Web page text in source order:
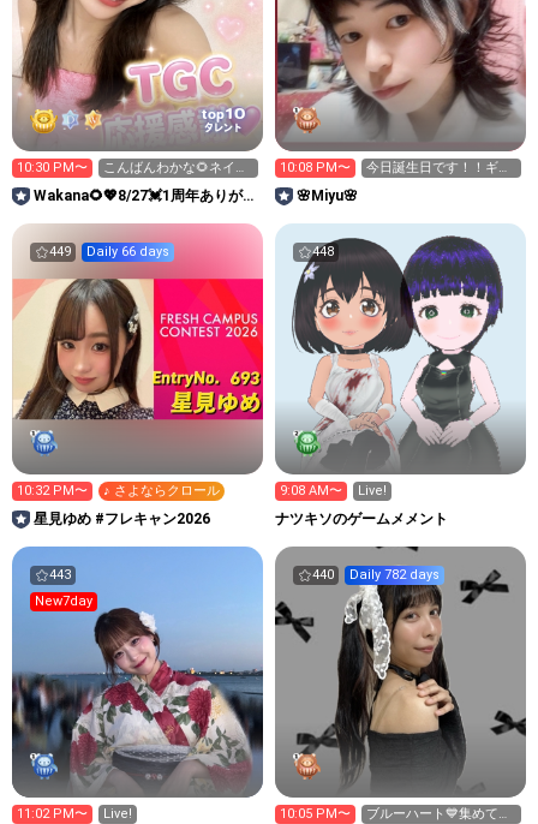
top10
タレント
10:30 PM〜
こんばんわかな🌻ネイル
変えた💚
Wakana🌻💖8/27💓1周年ありがと
10:08 PM〜
今日誕生日です！！ギフ
🌸Miyu🌸
449 Daily 66 days
10:32 PM〜 ♪ さよならクロール
星見ゆめ #フレキャン2026
448
9:08 AM〜 Live!
ナツキソのゲームメメント
443
New7day
11:02 PM〜 Live!
440 Daily 782 days
10:05 PM〜
ブルーハート💙集めてま